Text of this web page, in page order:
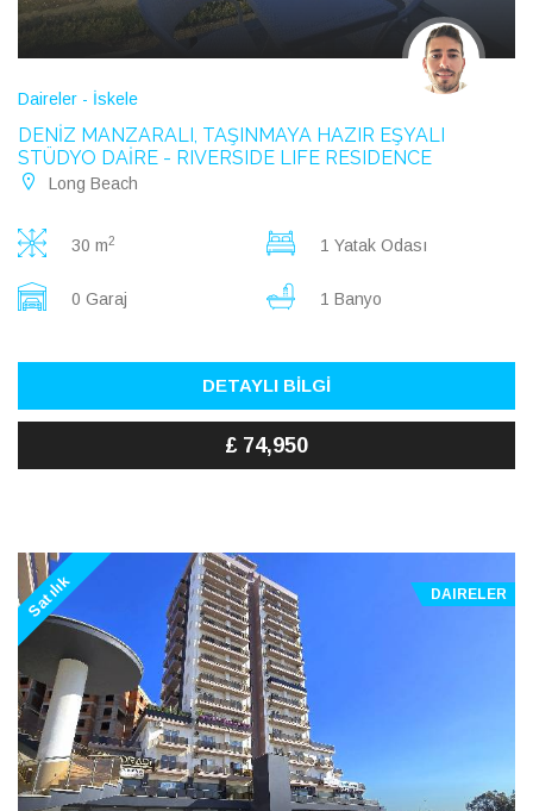
Daireler - İskele
DENİZ MANZARALI, TAŞINMAYA HAZIR EŞYALI
STÜDYO DAİRE - RIVERSIDE LIFE RESIDENCE
Long Beach
30 m2 1 Yatak Odası
0 Garaj 1 Banyo
DETAYLI BİLGİ
£ 74,950
Satılık DAIRELER